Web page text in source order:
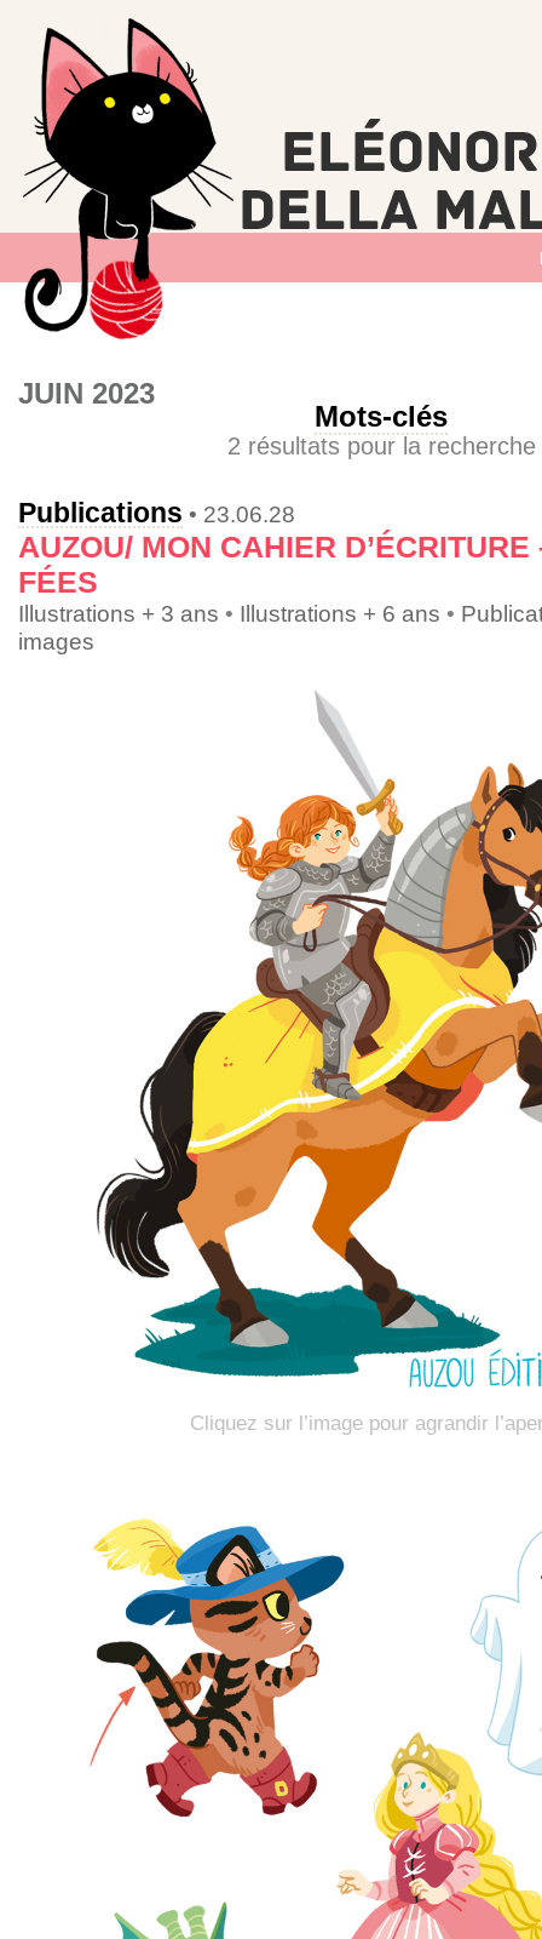
JUIN 2023
Mots-clés
2 résultats pour la recherche
Publications • 23.06.28
AUZOU/ MON CAHIER
FÉES
Illustrations + 3 ans • Illustrations + 6 ans •
images
Cliquez sur l’image pour agrandir